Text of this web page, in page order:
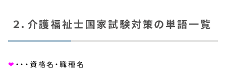
２．介護福祉士国家試験対策の単語一覧
❤︎ ・・・資格名・職種名